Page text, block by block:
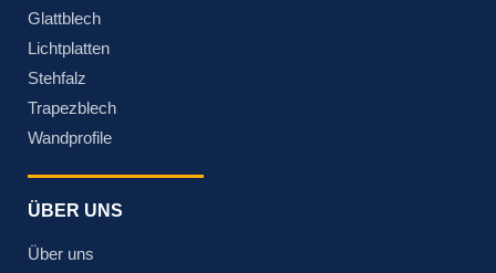
Glattblech
Lichtplatten
Stehfalz
Trapezblech
Wandprofile
ÜBER UNS
Über uns